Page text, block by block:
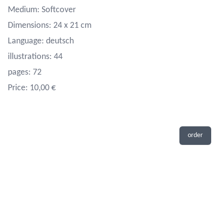
Medium: Softcover
Dimensions: 24 x 21 cm
Language: deutsch
illustrations: 44
pages: 72
Price: 10,00 €
order